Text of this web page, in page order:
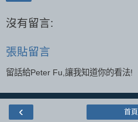
沒有留言:
張貼留言
留話給Peter Fu,讓我知道你的看法!
‹ 首頁